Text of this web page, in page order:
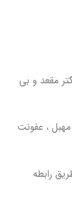
مقعد و بی
، عفونت
رابطه